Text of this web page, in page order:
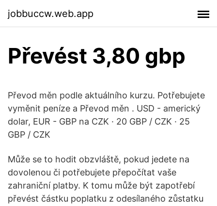
jobbuccw.web.app
Převést 3,80 gbp
Převod měn podle aktuálního kurzu. Potřebujete
vyměnit peníze a Převod měn . USD - americký
dolar, EUR - GBP na CZK · 20 GBP / CZK · 25
GBP / CZK
Může se to hodit obzvláště, pokud jedete na
dovolenou či potřebujete přepočítat vaše
zahraniční platby. K tomu může být zapotřebí
převést částku poplatku z odesílaného zůstatku